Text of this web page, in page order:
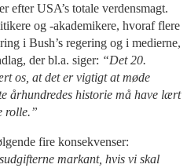
efter USA’s totale verdensmagt.
og -akademikere, hvoraf flere
i Bush’s regering og i medierne,
der bl.a. siger: “Det20.
os, at det er vigtigt at møde
århundredes historie må have lært
rolle.”
fire konsekvenser:
markant, hvis vi skal